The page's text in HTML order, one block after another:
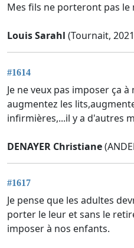
Mes fils ne porteront pas le
Louis Sarahl (Tournait,
#1614
Je ne veux pas imposer ça
augmentez les
infirmières,...il y a d'autres
DENAYER Christiane
#1617
Je pense que les adultes
porter le leur et sans le
imposer à nos enfants.